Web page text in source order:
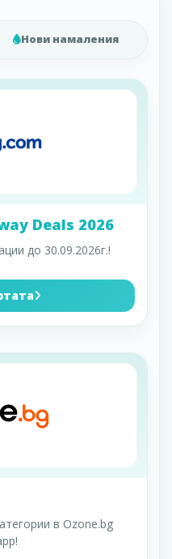
Нови намаления
Deals 2026
до 30.09.2026г.!
в Ozone.bg